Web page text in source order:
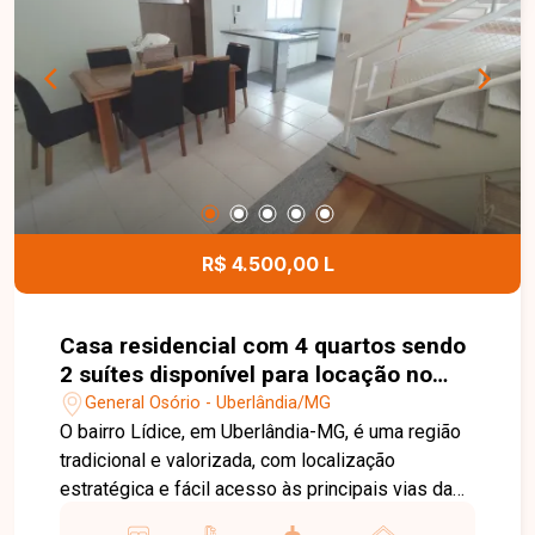
informações e agende uma visita para conhecer
esta excelente oportunidade.
R$ 4.500,00 L
Casa residencial com 4 quartos sendo
2 suítes disponível para locação no
bairro General Osório em Uberlândia-
MG
General Osório - Uberlândia/MG
O bairro Lídice, em Uberlândia-MG, é uma região
tradicional e valorizada, com localização
estratégica e fácil acesso às principais vias da